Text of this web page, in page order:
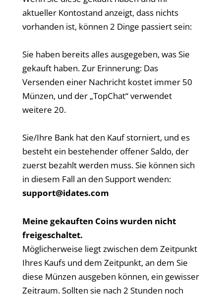
aktueller Kontostand anzeigt, dass nichts
vorhanden ist, können 2 Dinge passiert sein:
Sie haben bereits alles ausgegeben, was Sie
gekauft haben. Zur Erinnerung: Das
Versenden einer Nachricht kostet immer 50
Münzen, und der „TopChat“ verwendet
weitere 20.
Sie/Ihre Bank hat den Kauf storniert, und es
besteht ein bestehender offener Saldo, der
zuerst bezahlt werden muss. Sie können sich
in diesem Fall an den Support wenden:
support@idates.com
Meine gekauften Coins wurden nicht
freigeschaltet.
Möglicherweise liegt zwischen dem Zeitpunkt
Ihres Kaufs und dem Zeitpunkt, an dem Sie
diese Münzen ausgeben können, ein gewisser
Zeitraum. Sollten sie nach 2 Stunden noch